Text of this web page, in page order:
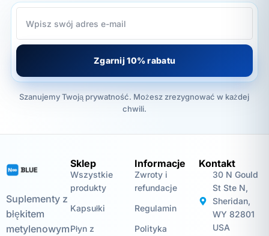
Zgarnij 10% rabatu
Szanujemy Twoją prywatność. Możesz zrezygnować w każdej
chwili.
Suplementy z
błękitem
metylenowym
Sklep
Wszystkie
produkty
Kapsułki
Płyn z
Informacje
Zwroty i
refundacje
Regulamin
Polityka
Kontakt
30 N Gould
St Ste N,
Sheridan,
WY 82801
USA